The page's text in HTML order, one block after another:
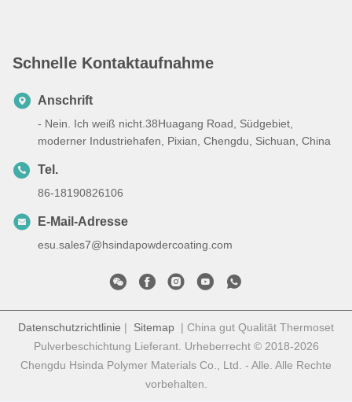
Schnelle Kontaktaufnahme
Anschrift
- Nein. Ich weiß nicht.38Huagang Road, Südgebiet,
moderner Industriehafen, Pixian, Chengdu, Sichuan, China
Tel.
86-18190826106
E-Mail-Adresse
esu.sales7@hsindapowdercoating.com
Datenschutzrichtlinie | Sitemap | China gut Qualität Thermoset
Pulverbeschichtung Lieferant. Urheberrecht © 2018-2026
Chengdu Hsinda Polymer Materials Co., Ltd. - Alle. Alle Rechte
vorbehalten.